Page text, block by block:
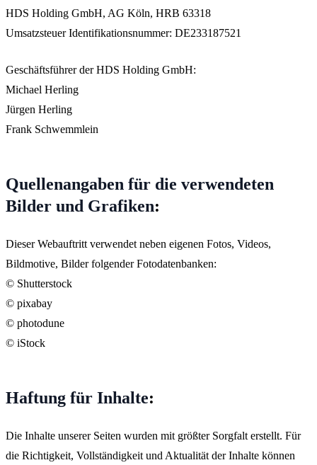
HDS Holding GmbH, AG Köln, HRB 63318
Umsatzsteuer Identifikationsnummer: DE233187521
Geschäftsführer der HDS Holding GmbH:
Michael Herling
Jürgen Herling
Frank Schwemmlein
Quellenangaben für die verwendeten
Bilder und Grafiken:
Dieser Webauftritt verwendet neben eigenen Fotos, Videos,
Bildmotive, Bilder folgender Fotodatenbanken:
© Shutterstock
© pixabay
© photodune
© iStock
Haftung für Inhalte:
Die Inhalte unserer Seiten wurden mit größter Sorgfalt erstellt. Für
die Richtigkeit, Vollständigkeit und Aktualität der Inhalte können